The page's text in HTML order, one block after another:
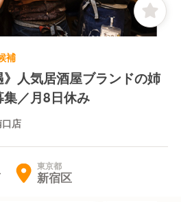
別な餌と品質管理で育てられ
直接仕入れる季節の"旬"野菜、
理のための焼酎など、こだわ
す。
】
の生産や農作物の収穫に感謝
お祭り"をイメージして店内を
補
》人気居酒屋ブランドの姉
／月8日休み
店
東京都
新宿区